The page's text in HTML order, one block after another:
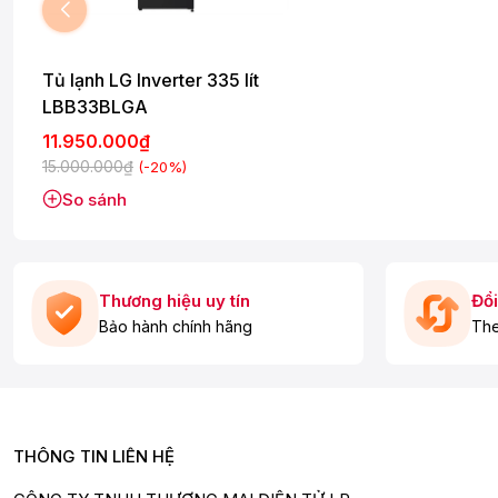
Tủ lạnh LG Inverter 335 lít
LBB33BLGA
11.950.000₫
15.000.000₫ (-20%)
So sánh
Thương hiệu uy tín
Bảo hành chính hãng
THÔNG TIN LIÊN HỆ